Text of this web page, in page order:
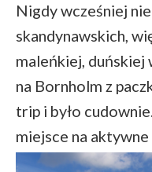
Nigdy wcześniej
skandynawskich,
maleńkiej, duńskiej
na Bornholm z
trip i było
miejsce na